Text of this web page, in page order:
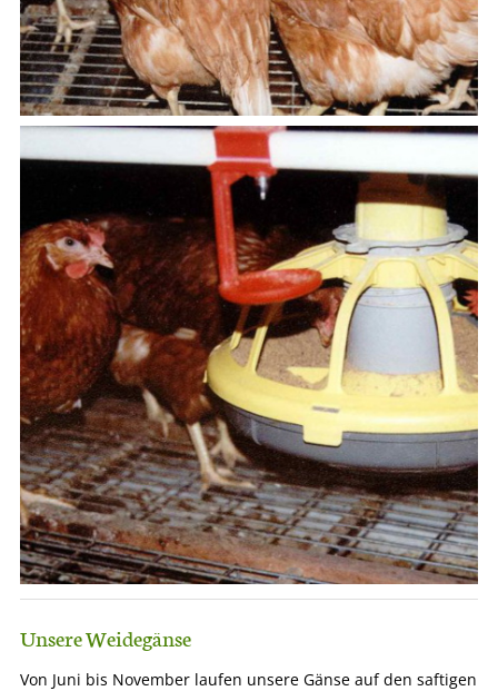
Unsere Weidegänse
Von Juni bis November laufen unsere Gänse auf den saftigen